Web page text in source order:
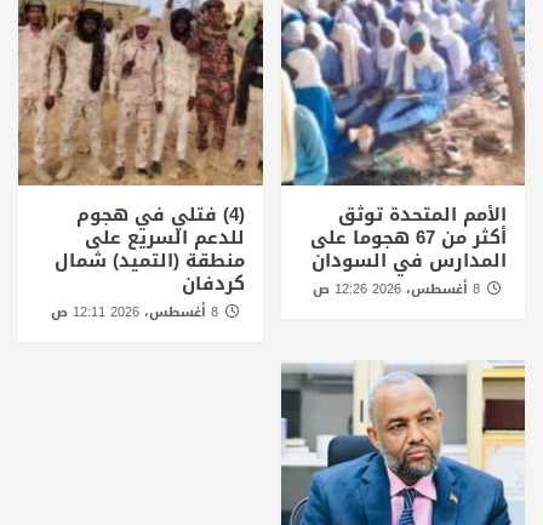
الأمم المتحدة توثق
أكثر من 67 هجوما على
المدارس في السودان
(4) فتلي في هجوم
للدعم السريع على
منطقة (التميد) شمال
كردفان
8 أغسطس، 2026 12:11 ص